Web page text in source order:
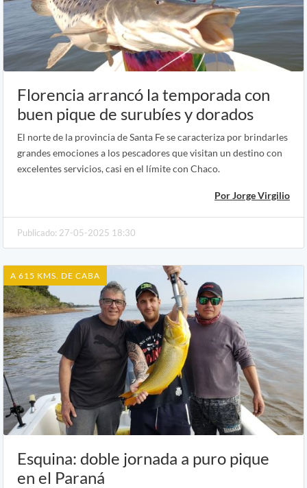
Florencia arrancó la temporada con
buen pique de surubíes y dorados
El norte de la provincia de Santa Fe se caracteriza por brindarles
grandes emociones a los pescadores que visitan un destino con
excelentes servicios, casi en el límite con Chaco.
Por Jorge Virgilio
Publicado: 27-05-2025 18:30
A 615 KMS. DE CABA
Esquina: doble jornada a puro pique
en el Paraná